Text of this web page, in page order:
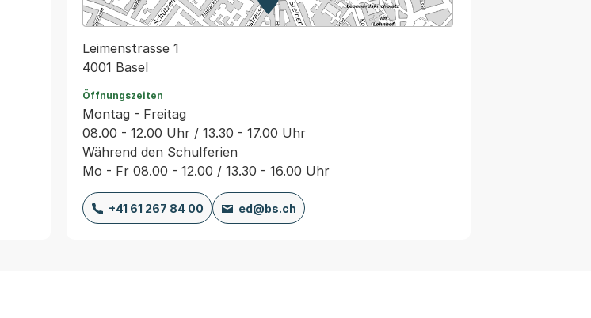
Zur Karte von MapBS.
Externer Link, wird in einem neuen Tab oder
Leimenstrasse 1
4001 Basel
Öffnungszeiten
Montag - Freitag
08.00 - 12.00 Uhr / 13.30 - 17.00 Uhr
Während den Schulferien
Mo - Fr 08.00 - 12.00 / 13.30 - 16.00 Uhr
+41 61 267 84 00 ed@bs.ch